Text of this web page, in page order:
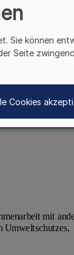
Sie können
Seite
Cookies